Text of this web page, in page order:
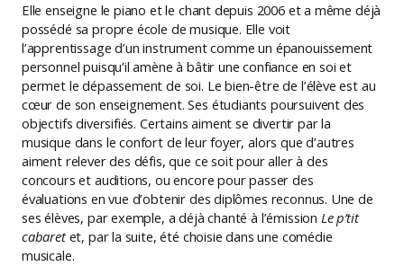
Elle enseigne le piano et le chant depuis 2006 et a même déjà
possédé sa propre école de musique. Elle voit
l’apprentissage d’un instrument comme un épanouissement
personnel puisqu’il amène à bâtir une confiance en soi et
permet le dépassement de soi. Le bien-être de l’élève est au
cœur de son enseignement. Ses étudiants poursuivent des
objectifs diversifiés. Certains aiment se divertir par la
musique dans le confort de leur foyer, alors que d’autres
aiment relever des défis, que ce soit pour aller à des
concours et auditions, ou encore pour passer des
évaluations en vue d’obtenir des diplômes reconnus. Une de
ses élèves, par exemple, a déjà chanté à l’émission Le p’tit
cabaretet, par la suite, été choisie dans une comédie
musicale.